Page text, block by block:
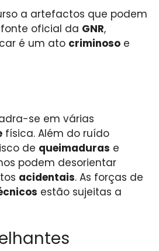
a artefactos que podem
oficial da GNR,
é um ato criminoso e
se em várias
física. Além do ruído
de queimaduras e
podem desorientar
acidentais. As forças de
estão sujeitas a